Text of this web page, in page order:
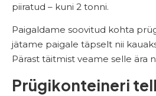
piiratud – kuni 2 tonni.
Paigaldame soovitud kohta
jätame paigale täpselt nii
Pärast täitmist veame selle ära
Prügikonteineri